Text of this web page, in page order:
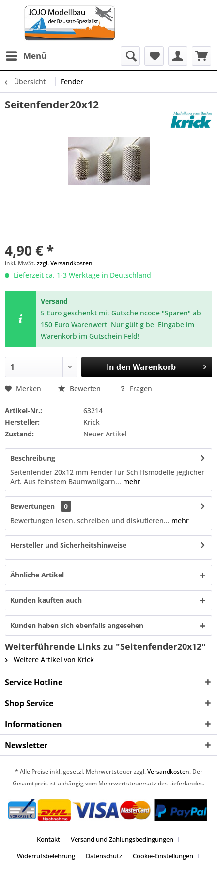
Menü
Übersicht Fender
Seitenfender20x12
4,90 € *
inkl. MwSt.zzgl. Versandkosten
Lieferzeit ca. 1-3 Werktage in Deutschland
Versand
5 Euro geschenkt mit Gutscheincode "Sparen" ab
150 Euro Warenwert. Nur gültig bei Eingabe im
Warenkorb im Gutschein Feld!
In den Warenkorb
Merken Bewerten Fragen
Artikel-Nr.:
63214
Hersteller:
Krick
Zustand:
Neuer Artikel
Beschreibung
Seitenfender 20x12 mm Fender für Schiffsmodelle jeglicher
Art. Aus feinstem Baumwollgarn... mehr
Bewertungen
0
Bewertungen lesen, schreiben und diskutieren... mehr
Hersteller und Sicherheitshinweise
Ähnliche Artikel
Kunden kauften auch
Kunden haben sich ebenfalls angesehen
Weiterführende Links zu "Seitenfender20x12"
Weitere Artikel von Krick
Service Hotline
Shop Service
Informationen
Newsletter
* Alle Preise inkl. gesetzl. Mehrwertsteuer zzgl.Versandkosten. Der
Gesamtpreis ist abhängig vom Mehrwertsteuersatz des Lieferlandes.
Kontakt
Versand und Zahlungsbedingungen
Widerrufsbelehrung
Datenschutz
Cookie-Einstellungen